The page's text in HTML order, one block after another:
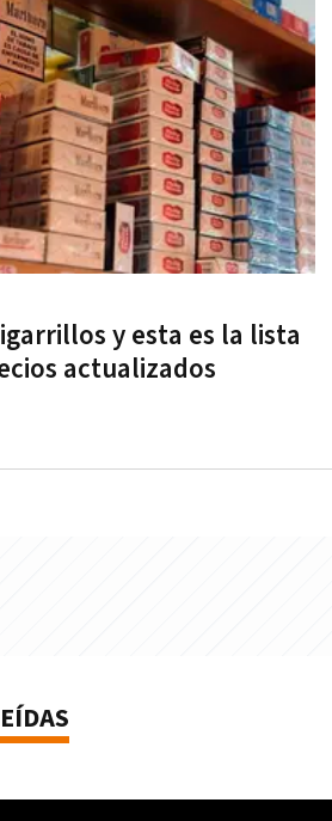
y esta es la lista
actualizados